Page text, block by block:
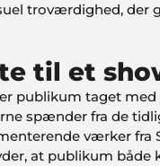
troværdighed, der
til et
publikum taget
spænder fra de
værker fra
at publikum både